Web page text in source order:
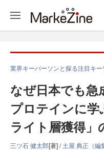
業界キーパーソンと探る注目キ
なぜ日本でも急
プロテインに
ライト層獲得」
三ツ石 健太郎[著] /土屋 典正（編